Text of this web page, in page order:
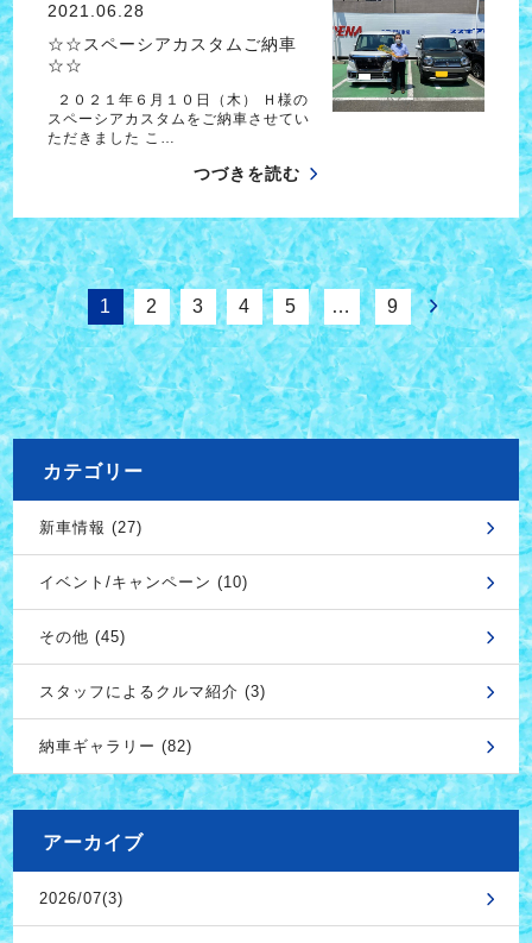
2021.06.28
☆☆スペーシアカスタムご納車
☆☆
２０２１年６月１０日（木） Ｈ様の
スペーシアカスタムをご納車させてい
ただきました こ…
つづきを読む
1 2 3 4 5 … 9
カテゴリー
新車情報 (27)
イベント/キャンペーン (10)
その他 (45)
スタッフによるクルマ紹介 (3)
納車ギャラリー (82)
アーカイブ
2026/07(3)